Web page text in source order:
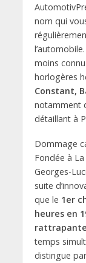
nom qui
moins
horlogères
Constant,
notamment
détaillant à
Dommage
Fondée à
Georges-
suite
que le 1er
heures en
rattrapante
temps
distingue